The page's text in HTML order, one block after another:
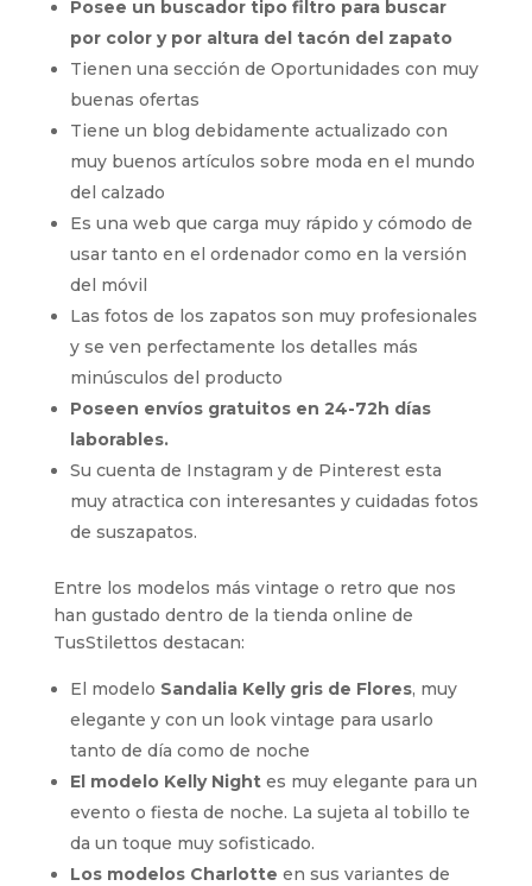
Posee un buscador tipo filtro para buscar
por color y por altura del tacón del zapato
Tienen una sección de Oportunidades con muy
buenas ofertas
Tiene un blog debidamente actualizado con
muy buenos artículos sobre moda en el mundo
del calzado
Es una web que carga muy rápido y cómodo de
usar tanto en el ordenador como en la versión
del móvil
Las fotos de los zapatos son muy profesionales
y se ven perfectamente los detalles más
minúsculos del producto
Poseen envíos gratuitos en 24-72h días
laborables.
Su cuenta de Instagram y de Pinterest esta
muy atractica con interesantes y cuidadas fotos
de suszapatos.
Entre los modelos más vintage o retro que nos
han gustado dentro de la tienda online de
TusStilettos destacan:
El modelo Sandalia Kelly gris de Flores, muy
elegante y con un look vintage para usarlo
tanto de día como de noche
El modelo Kelly Nightes muy elegante para un
evento o fiesta de noche. La sujeta al tobillo te
da un toque muy sofisticado.
Los modelos Charlotte en sus variantes de